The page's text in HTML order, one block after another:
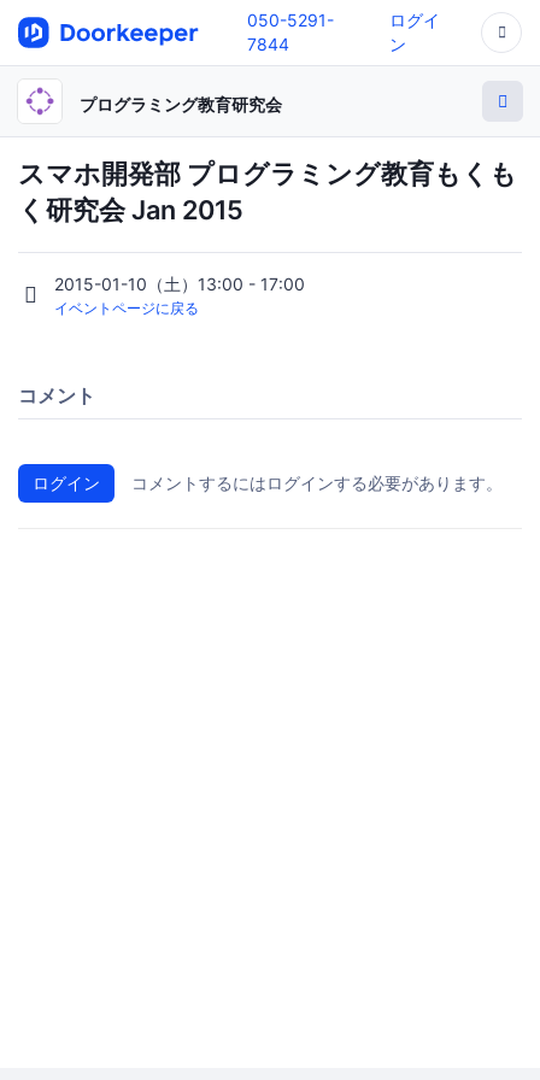
050-5291-
7844
ログイ
ン
プログラミング教育研究会
スマホ開発部 プログラミング教育もくも
く研究会 Jan 2015
2015-01-10（土）13:00 - 17:00
イベントページに戻る
コメント
ログイン コメントするにはログインする必要があります。